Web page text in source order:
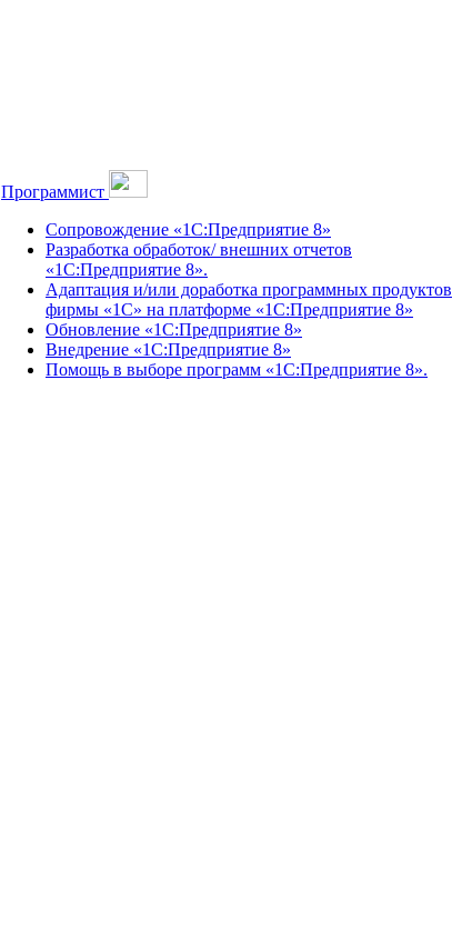
Программист
Сопровождение «1С:Предприятие 8»
Разработка обработок/ внешних отчетов
«1С:Предприятие 8».
Адаптация и/или доработка программных продуктов
фирмы «1С» на платформе «1С:Предприятие 8»
Обновление «1С:Предприятие 8»
Внедрение «1С:Предприятие 8»
Помощь в выборе программ «1С:Предприятие 8».